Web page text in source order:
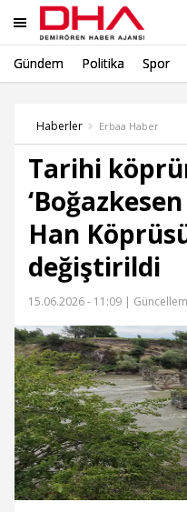
Gündem Politika Spor
Haberler Erbaa Haber
Tarihi
Han
değiştirildi
15.06.2026 - 11:09 |